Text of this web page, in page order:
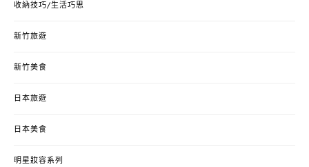
收納技巧/生活巧思
新竹旅遊
新竹美食
日本旅遊
日本美食
明星妝容系列